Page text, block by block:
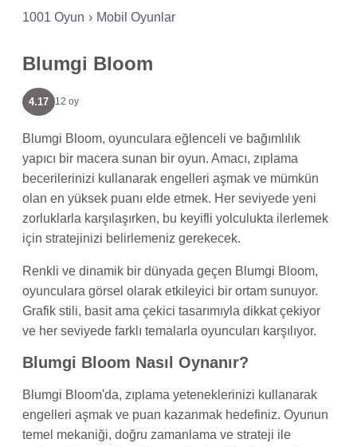
1001 Oyun Mobil Oyunlar
Blumgi Bloom
4.17 12 oy
Blumgi Bloom, oyunculara eğlenceli ve bağımlılık
yapıcı bir macera sunan bir oyun. Amacı, zıplama
becerilerinizi kullanarak engelleri aşmak ve mümkün
olan en yüksek puanı elde etmek. Her seviyede yeni
zorluklarla karşılaşırken, bu keyifli yolculukta ilerlemek
için stratejinizi belirlemeniz gerekecek.
Renkli ve dinamik bir dünyada geçen Blumgi Bloom,
oyunculara görsel olarak etkileyici bir ortam sunuyor.
Grafik stili, basit ama çekici tasarımıyla dikkat çekiyor
ve her seviyede farklı temalarla oyuncuları karşılıyor.
Blumgi Bloom Nasıl Oynanır?
Blumgi Bloom'da, zıplama yeteneklerinizi kullanarak
engelleri aşmak ve puan kazanmak hedefiniz. Oyunun
temel mekaniği, doğru zamanlama ve strateji ile